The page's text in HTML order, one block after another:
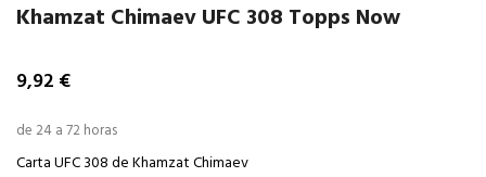
Khamzat Chimaev UFC 308 Topps Now
9,92 €
de 24 a 72 horas
Carta UFC 308 de Khamzat Chimaev